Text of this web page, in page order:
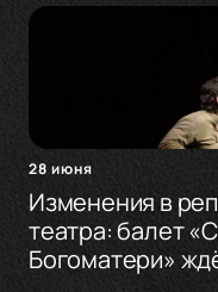
28 июня
Изменения в
театра: балет
Богоматери»